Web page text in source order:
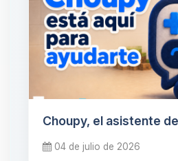
Choupy, el asistente
04 de julio de 2026